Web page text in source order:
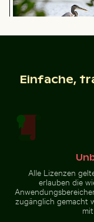
Sonnenuntergang
Eckbereich
Industriegebäudes mit
Metallrohren und -
Reiher fängt
Einfache,
Alle Lizenzen
erlauben die
zugänglich gemacht